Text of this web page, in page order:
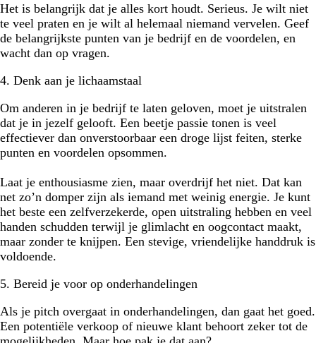
Het is belangrijk dat je alles kort houdt. Serieus. Je wilt niet
te veel praten en je wilt al helemaal niemand vervelen. Geef
de belangrijkste punten van je bedrijf en de voordelen, en
wacht dan op vragen.
4. Denk aan je lichaamstaal
Om anderen in je bedrijf te laten geloven, moet je uitstralen
dat je in jezelf gelooft. Een beetje passie tonen is veel
effectiever dan onverstoorbaar een droge lijst feiten, sterke
punten en voordelen opsommen.
Laat je enthousiasme zien, maar overdrijf het niet. Dat kan
net zo’n domper zijn als iemand met weinig energie. Je kunt
het beste een zelfverzekerde, open uitstraling hebben en veel
handen schudden terwijl je glimlacht en oogcontact maakt,
maar zonder te knijpen. Een stevige, vriendelijke handdruk is
voldoende.
5. Bereid je voor op onderhandelingen
Als je pitch overgaat in onderhandelingen, dan gaat het goed.
Een potentiële verkoop of nieuwe klant behoort zeker tot de